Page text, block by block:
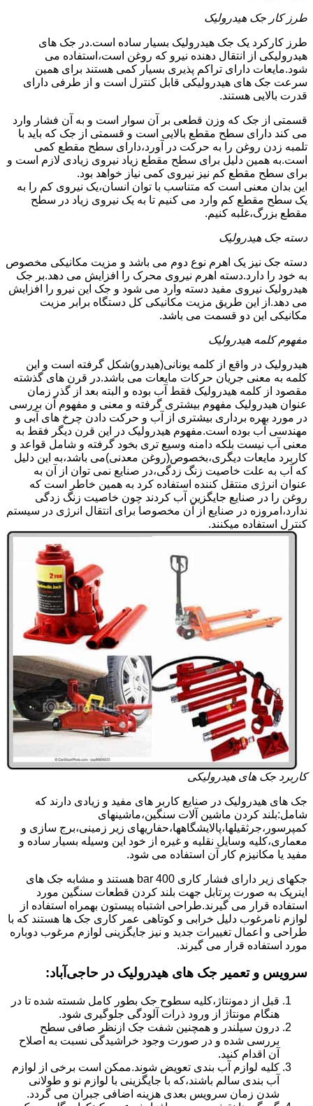
طرز کار جک هیدرولیک
طرز کارکرد یک جک هیدرولیک بسیار ساده است.در جک های
هیدرولیکی از انتقال دهنده نیرو که روغن است،استفاده می
شود.مایعات دارای تراکم پذیری بسیار کمی هستند برای همین
سرعت جک های هیدرولیکی قابل کنترل است و از طرفی دارای
قدرت بالایی هستند.
قسمتی از جک که وزن قطعی بر آن سوار است و به آن فشار وارد
می کند دارای سطح مقطع بالایی است و قسمتی از جک که باید با
تلمبه زدن روغن را به حرکت در آورد،دارای سطح مقطع کمی
است.به همین دلیل برای سطح مقطع زیاد نیروی زیادی لازم است و
برای سطح مقطع کم نیز نیروی کمی نیاز خواهد بود.
این بدان معنی است که متناسب با توان انسان،یک نیروی کم را به
یک سطح مقطع کم وارد می کنیم تا به یک نیروی زیاد در سطح
مقطع بزرگ،غلبه کنیم.
دسته جک هیدرولیک
دسته جک نیز یک اهرم نوع دوم می باشد و مزیت مکانیکی مخصوص
به خود را دارد.دسته اهرم نیروی محرک را افزایش می دهد.بر جک
هیدرولیک نیروی مفید دسته وارد می شود و جک این نیرو را افزایش
می دهد.از این طریق مزیت مکانیکی کل دستگاه برابر مزیت
مکانیکی این دو قسمت می باشد.
مفهوم کلمه هیدرولیک
هیدرولیک در واقع از کلمه یونانی(هیدرو)شکل گرفته است و این
کلمه به معنی جریان حرکات مایعات می باشد.در قرن های گذشته
مقصود از کلمه هیدرولیک فقط آب بوده و البته بعد از گذر زمان
عنوان هیدرولیک مفهوم بیشتری گرفته و معنی و مفهوم آن بررسی
در مورد بهره برداری بیشتری از آب و حرکت دادن چرخ های آبی و
مهندسی آب بوده است.مفهوم هیدرولیک در این قرن دیگر فقط به
معنی آب نیست بلکه دامنه وسیع تری بخود گرفته و شامل قواعد و
کاربرد مایعات دیگری،بخصوص(روغن معدنی)می باشد،به این دلیل
که آب به علت خاصیت زنگ زدگی،در صنایع نمی توان از آن به
عنوان انرژی منتقل کننده استفاده کرد به همین خاطر است که
روغن را در صنایع جایگزین آب کردند چون خاصیت زنگ زدگی
ندارد،امروزه در صنایع از آن مخصوصا برای انتقال انرژی در سیستم
کنترل استفاده میکنند.
کاربرد جک های هیدرولیکی
جک های هیدرولیک در صنایع کاربر های مفید و زیادی دارند که
شامل:بلند کردن ماشین آلات سنگین،ماشینهای
کمپرسور،جرثقیلها،پالایشگاهها،حفاریهای زیر زمینی،برج سازی و
معماری،کلیه وسایل نقلیه و غیره از خود این وسیله بسیار ساده و
مفید یا مکانیزم کار آن استفاده می شود.
جکهای زیر دارای فشار کاری 400 bar هستند و مشابه جک های
اینرپک به صورت پرتابل جهت بلند کردن قطعات سنگین مورد
استفاده قرار می گیرند.طراحی اشتباه پیستون بهمراه استفاده از
لوازم نامرغوب دلیل خرابی و کوتاهی عمر کاری جک ها هستند که با
طراحی و اعمال تغییرات جدید و نیز جایگزینی لوازم مرغوب دوباره
مورد استفاده قرار می گیرند.
سرویس و تعمیر جک های هیدرولیک در حاجی‌آباد:
قبل از دمونتاژ،کلیه سطوح جک بطور کامل شسته شده تا در
هنگام مونتاژ از ورود ذرات آلودگی جلوگیری شود.
درون سیلندر و همچنین شفت جک ازنظر صافی سطح
بررسی شده و در صورت وجود خراشیدگی نسبت به اصلاح
آن اقدام کنید.
کلیه لوازم آب بندی تعویض شوند.ممکن است برخی از لوازم
آب بندی سالم باشند،که با جایگزینی با لوازم نو و طولانی
شدن زمان سرویس بعدی هزینه اضافی جبران می گردد.